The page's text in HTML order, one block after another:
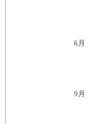
6月
9月